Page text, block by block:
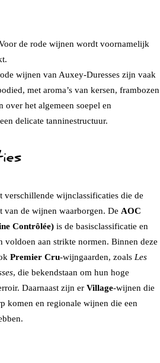
de rode wijnen wordt voornamelijk
wijnen van Auxey-Duresses zijn vaak
met aroma’s van kersen, frambozen
over het algemeen soepel en
delicate tanninestructuur.
verschillende wijnclassificaties die de
van de wijnen waarborgen. De AOC
Contrôlée) is de basisclassificatie en
voldoen aan strikte normen. Binnen deze
Premier Cru-wijngaarden, zoals Les
, die bekendstaan om hun hoge
Daarnaast zijn er Village-wijnen die
komen en regionale wijnen die een